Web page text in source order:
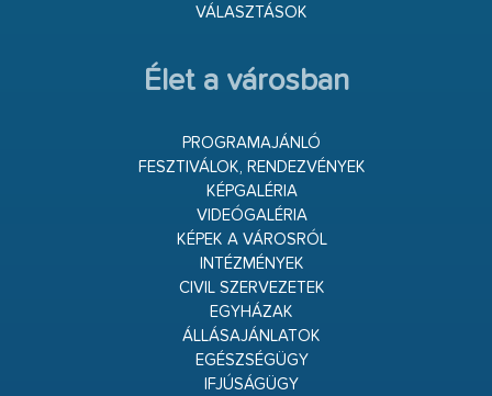
VÁLASZTÁSOK
Élet a városban
PROGRAMAJÁNLÓ
FESZTIVÁLOK, RENDEZVÉNYEK
KÉPGALÉRIA
VIDEÓGALÉRIA
KÉPEK A VÁROSRÓL
INTÉZMÉNYEK
CIVIL SZERVEZETEK
EGYHÁZAK
ÁLLÁSAJÁNLATOK
EGÉSZSÉGÜGY
IFJÚSÁGÜGY